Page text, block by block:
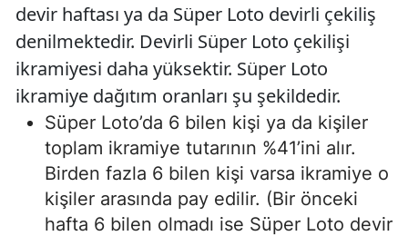
devir haftası ya da Süper Loto devirli çekiliş
denilmektedir. Devirli Süper Loto çekilişi
ikramiyesi daha yüksektir. Süper Loto
ikramiye dağıtım oranları şu şekildedir.
Süper Loto’da 6 bilen kişi ya da kişiler
toplam ikramiye tutarının %41’ini alır.
Birden fazla 6 bilen kişi varsa ikramiye o
kişiler arasında pay edilir. (Bir önceki
hafta 6 bilen olmadı ise Süper Loto devir